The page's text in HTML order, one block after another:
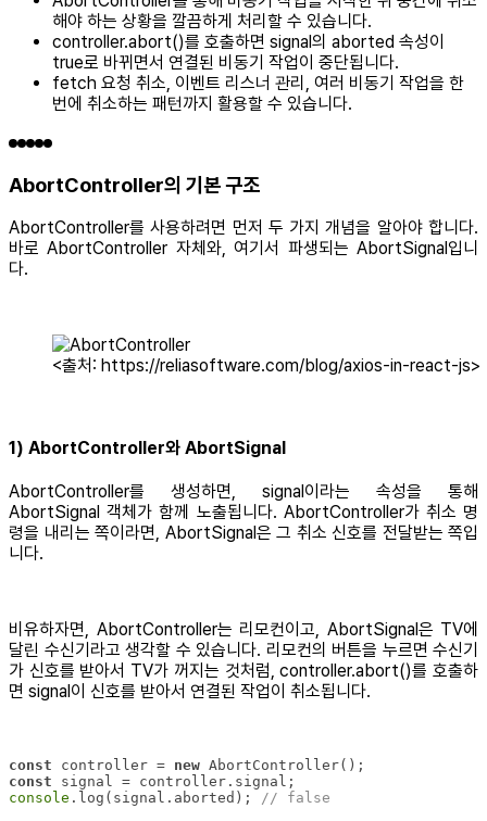
해야 하는 상황을 깔끔하게 처리할 수 있습니다.
controller.abort()를 호출하면 signal의 aborted 속성이
true로 바뀌면서 연결된 비동기 작업이 중단됩니다.
fetch 요청 취소, 이벤트 리스너 관리, 여러 비동기 작업을 한
번에 취소하는 패턴까지 활용할 수 있습니다.
AbortController의 기본 구조
AbortController를 사용하려면 먼저 두 가지 개념을 알아야 합니다.
바로 AbortController 자체와, 여기서 파생되는 AbortSignal입니
다.
<출처: https://reliasoftware.com/blog/axios-in-react-js>
1) AbortController와 AbortSignal
AbortController를 생성하면, signal이라는 속성을 통해
AbortSignal 객체가 함께 노출됩니다. AbortController가 취소 명
령을 내리는 쪽이라면, AbortSignal은 그 취소 신호를 전달받는 쪽입
니다.
비유하자면, AbortController는 리모컨이고, AbortSignal은 TV에
달린 수신기라고 생각할 수 있습니다. 리모컨의 버튼을 누르면 수신기
가 신호를 받아서 TV가 꺼지는 것처럼, controller.abort()를 호출하
면 signal이 신호를 받아서 연결된 작업이 취소됩니다.
const controller = new
const
console .log(signal.aborted); // false